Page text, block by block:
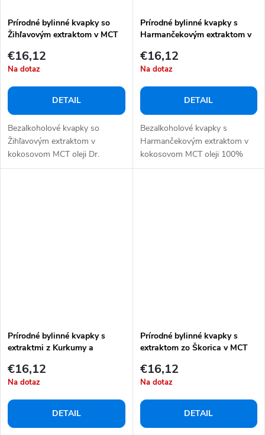
Prírodné bylinné kvapky so
Žihľavovým extraktom v MCT
€16,12
Na dotaz
DETAIL
Bezalkoholové kvapky so
Žihľavovým extraktom v
kokosovom MCT oleji Dr.
Herbert odporúča...
Prírodné bylinné kvapky s
Harmančekovým extraktom v
€16,12
Na dotaz
DETAIL
Bezalkoholové kvapky s
Harmančekovým extraktom v
kokosovom MCT oleji 100%
prírodný Bez alkoholu...
Prírodné bylinné kvapky s
extraktmi z Kurkumy a
10 ml
€16,12
Na dotaz
DETAIL
Prírodné bylinné kvapky s
extraktom zo Škorica v MCT
€16,12
Na dotaz
DETAIL